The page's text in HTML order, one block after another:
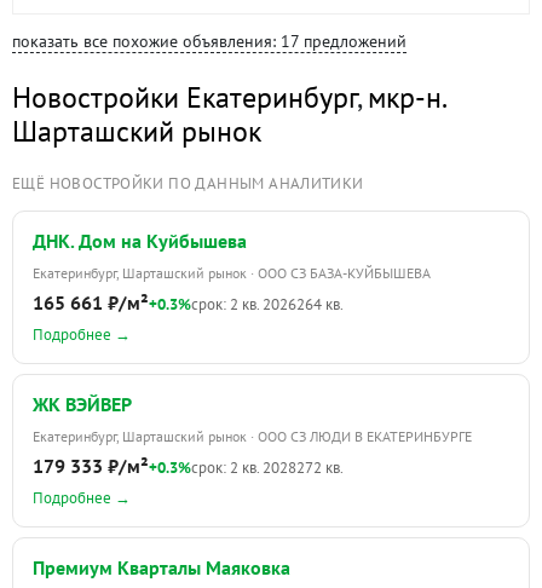
показать все похожие объявления: 17 предложений
Новостройки Екатеринбург,мкр-н.
Шарташский рынок
ЕЩЁ НОВОСТРОЙКИ ПО ДАННЫМ АНАЛИТИКИ
ДНК. Дом на Куйбышева
Екатеринбург, Шарташский рынок · ООО СЗ БАЗА-КУЙБЫШЕВА
165 661 ₽/м²+0.3%срок: 2 кв. 2026264 кв.
Подробнее →
ЖК ВЭЙВЕР
Екатеринбург, Шарташский рынок · ООО СЗ ЛЮДИ В ЕКАТЕРИНБУРГЕ
179 333 ₽/м²+0.3%срок: 2 кв. 2028272 кв.
Подробнее →
Премиум Кварталы Маяковка